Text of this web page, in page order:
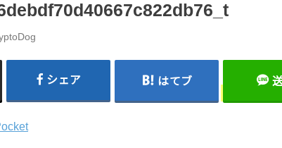
シェア はてブ